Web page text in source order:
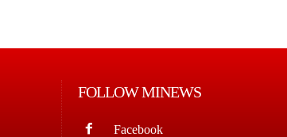
FOLLOW MINEWS
Facebook